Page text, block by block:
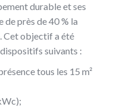
durable et ses
près de 40 % la
Cet objectif a été
suivants :
tous les 15 m²